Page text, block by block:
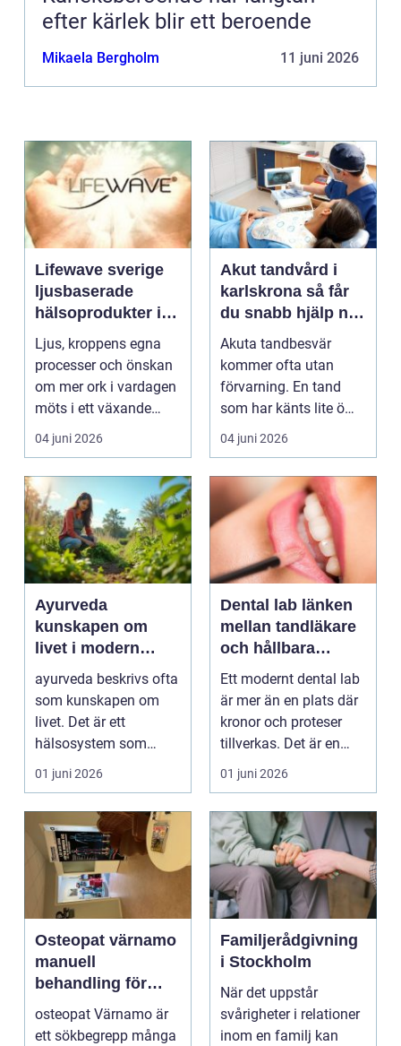
efter kärlek blir ett beroende
Mikaela Bergholm 11 juni 2026
Lifewave sverige
ljusbaserade
hälsoprodukter i
fokus
Ljus, kroppens egna
processer och önskan
om mer ork i vardagen
möts i ett växande
intresse för fotot...
04 juni 2026
Akut tandvård i
karlskrona så får
du snabb hjälp när
tanden krisar
Akuta tandbesvär
kommer ofta utan
förvarning. En tand
som har känts lite öm
kan plötsligt göra så
on...
04 juni 2026
Ayurveda
kunskapen om
livet i modern
vardag
ayurveda beskrivs ofta
som kunskapen om
livet. Det är ett
hälsosystem som
betonar balans, helhet
och...
01 juni 2026
Dental lab länken
mellan tandläkare
och hållbara
leenden
Ett modernt dental lab
är mer än en plats där
kronor och proteser
tillverkas. Det är en
teknisk och ...
01 juni 2026
Osteopat värnamo
manuell
behandling för
minskad smärta
och Ökad rörlighet
osteopat Värnamo är
ett sökbegrepp många
Familjerådgivning
i Stockholm
När det uppstår
svårigheter i relationer
inom en familj kan